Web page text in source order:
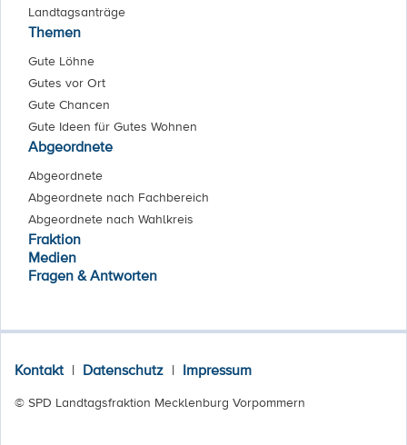
Landtagsanträge
Themen
Gute Löhne
Gutes vor Ort
Gute Chancen
Gute Ideen für Gutes Wohnen
Abgeordnete
Abgeordnete
Abgeordnete nach Fachbereich
Abgeordnete nach Wahlkreis
Fraktion
Medien
Fragen & Antworten
Kontakt | Datenschutz | Impressum
© SPD Landtagsfraktion Mecklenburg Vorpommern